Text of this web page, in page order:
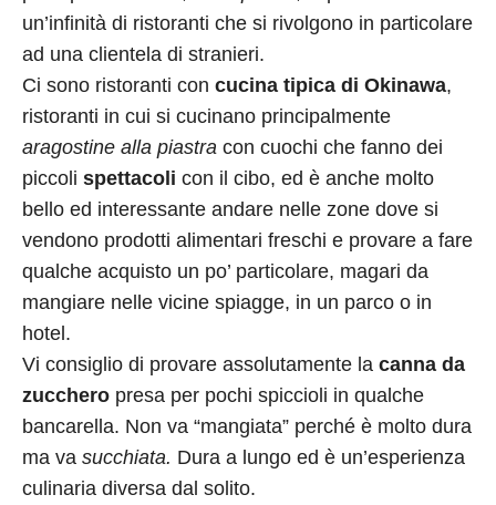
un’infinità di ristoranti che si rivolgono in particolare
ad una clientela di stranieri.
Ci sono ristoranti con cucina tipica di Okinawa,
ristoranti in cui si cucinano principalmente
aragostine alla piastra con cuochi che fanno dei
piccoli spettacoli con il cibo, ed è anche molto
bello ed interessante andare nelle zone dove si
vendono prodotti alimentari freschi e provare a fare
qualche acquisto un po’ particolare, magari da
mangiare nelle vicine spiagge, in un parco o in
hotel.
Vi consiglio di provare assolutamente la canna da
zucchero presa per pochi spiccioli in qualche
bancarella. Non va “mangiata” perché è molto dura
ma va succhiata. Dura a lungo ed è un’esperienza
culinaria diversa dal solito.